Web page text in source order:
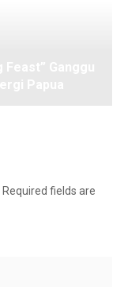
Required fields are